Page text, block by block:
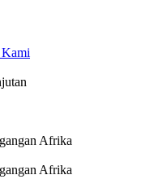
Kami
Afrika
Afrika